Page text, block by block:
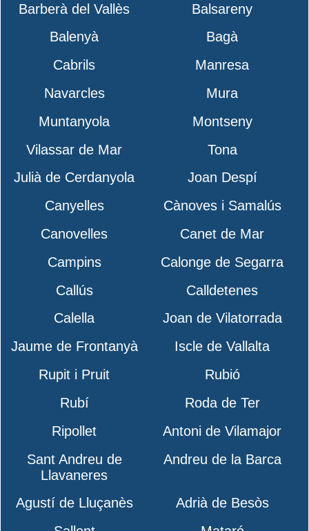
Barberà del Vallès
Balsareny
Balenyà
Bagà
Cabrils
Manresa
Navarcles
Mura
Muntanyola
Montseny
Vilassar de Mar
Tona
Julià de Cerdanyola
Joan Despí
Canyelles
Cànoves i Samalús
Canovelles
Canet de Mar
Campins
Calonge de Segarra
Callús
Calldetenes
Calella
Joan de Vilatorrada
Jaume de Frontanyà
Iscle de Vallalta
Rupit i Pruit
Rubió
Rubí
Roda de Ter
Ripollet
Antoni de Vilamajor
Sant Andreu de
Llavaneres
Andreu de la Barca
Agustí de Lluçanès
Adrià de Besòs